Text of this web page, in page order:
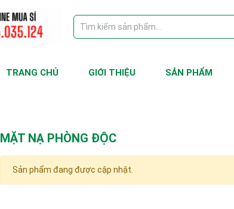
TRANG CHỦ GIỚI THIỆU SẢN PHẨM
MẶT NẠ PHÒNG ĐỘC
Sản phẩm đang được cập nhật.